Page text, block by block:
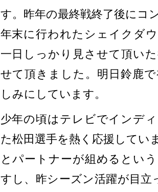
す。昨年の最終戦終了後にコ
年末に行われたシェイクダ
一日しっかり見させて頂い
せて頂きました。明日鈴鹿
しみにしています。
少年の頃はテレビでインデ
た松田選手を熱く応援してい
とパートナーが組めるとい
すし、昨シーズン活躍が目立